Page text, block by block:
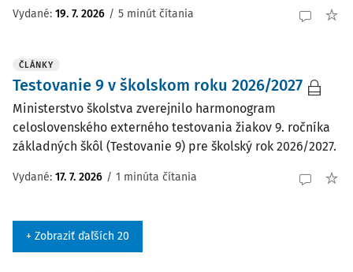
Vydané: 19. 7. 2026 / 5 minút čítania
ČLÁNKY
Testovanie 9 v školskom roku 2026/2027
Ministerstvo školstva zverejnilo harmonogram
celoslovenského externého testovania žiakov 9. ročníka
základných škôl (Testovanie 9) pre školský rok 2026/2027.
Vydané: 17. 7. 2026 / 1 minúta čítania
+ Zobraziť ďaľších 20